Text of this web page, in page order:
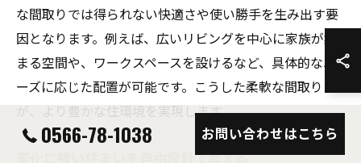
な間取りでは得られない快適さや使い勝手を生み出す要
因となります。例えば、広いリビングを中心に家族が集
まる空間や、ワークスペースを設けるなど、具体的なニ
ーズに応じた配置が可能です。こうした柔軟な間取り
が、より豊かな住環境を実現します。
変化に強い住まいを自由設計で考える
0566-78-1038 お問い合わせはこちら